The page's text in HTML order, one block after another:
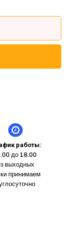
работы:
до 18.00
выходных
принимаем